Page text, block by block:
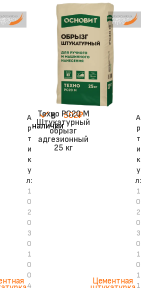
А
р
т
и
к
у
л:
1
0
2
0
3
0
1
0
0
4
В
наличии
502₽
Техно PC20 M
Штукатурный
обрызг
адгезионный
25 кг
Цементная
А
р
т
и
к
у
л:
1
0
2
0
3
0
1
0
1
1